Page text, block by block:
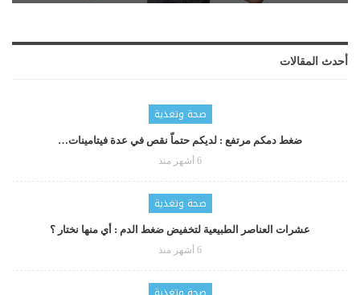
أحدث المقالات
صحة وتغذية
ضغط دمكم مرتفع : لديكم حتماّ نقص في عدة فيتامينات…
6 أشهر منذ
صحة وتغذية
عشرات العناصر الطبيعية لتخفيض ضغط الدم : أي منها نختار ؟
6 أشهر منذ